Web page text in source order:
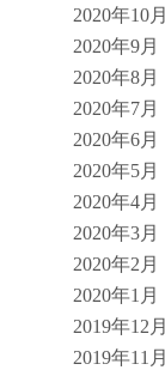
2020年10月
2020年9月
2020年8月
2020年7月
2020年6月
2020年5月
2020年4月
2020年3月
2020年2月
2020年1月
2019年12月
2019年11月